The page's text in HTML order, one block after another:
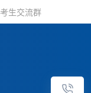
考生交流群
考生交流群